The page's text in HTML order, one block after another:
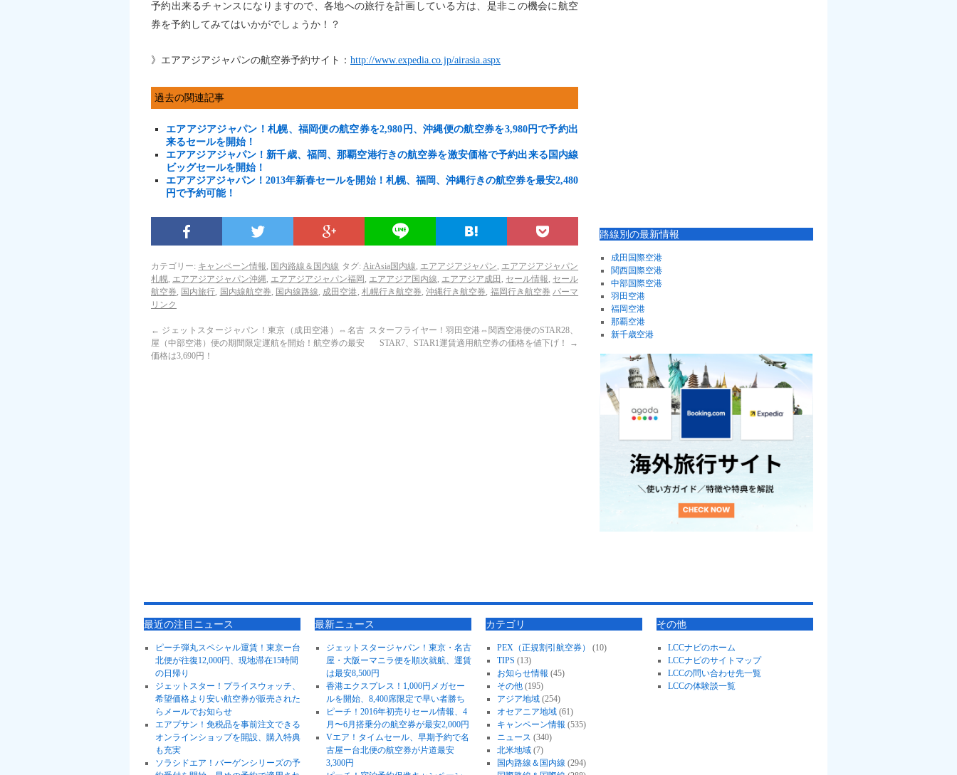
予約出来るチャンスになりますので、各地への旅行を計画している方は、是非この機会に航空
券を予約してみてはいかがでしょうか！？
》エアアジアジャパンの航空券予約サイト： http://www.expedia.co.jp/airasia.aspx
過去の関連記事
エアアジアジャパン！札幌、福岡便の航空券を2,980円、沖縄便の航空券を3,980円で予約出
来るセールを開始！
エアアジアジャパン！新千歳、福岡、那覇空港行きの航空券を激安価格で予約出来る国内線
ビッグセールを開始！
エアアジアジャパン！2013年新春セールを開始！札幌、福岡、沖縄行きの航空券を最安2,480
円で予約可能！
カテゴリー: キャンペーン情報, 国内路線＆国内線 タグ: AirAsia国内線, エアアジアジャパン, エアアジアジャパン
札幌, エアアジアジャパン沖縄, エアアジアジャパン福岡 , エアアジア国内線, エアアジア成田 , セール情報, セール
航空券, 国内旅行, 国内線航空券, 国内線路線, 成田空港, 札幌行き航空券,沖縄行き航空券, 福岡行き航空券 パーマ
リンク
← ジェットスタージャパン！東京（成田空港）⇔名古
屋（中部空港）便の期間限定運航を開始！航空券の最安
価格は3,690円！
スターフライヤー！羽田空港⇔関西空港便のSTAR28、
STAR7、STAR1運賃適用航空券の価格を値下げ！
→
路線別の最新情報
成田国際空港
関西国際空港
中部国際空港
羽田空港
福岡空港
那覇空港
新千歳空港
最近の注目ニュース
ピーチ弾丸スペシャル運賃！東京ー台
北便が往復12,000円、現地滞在15時間
の日帰り
ジェットスター！プライスウォッチ、
希望価格より安い航空券が販売された
らメールでお知らせ
エアプサン！免税品を事前注文できる
オンラインショップを開設、購入特典
も充実
ソラシドエア！バーゲンシリーズの予
最新ニュース
ジェットスタージャパン！東京・名古
屋・大阪ーマニラ便を順次就航、運賃
は最安8,500円
香港エクスプレス！1,000円メガセー
ルを開始、8,400席限定で早い者勝ち
ピーチ！2016年初売りセール情報、4
月〜6月搭乗分の航空券が最安2,000円
Vエア！タイムセール、早期予約で名
古屋ー台北便の航空券が片道最安
3,300円
カテゴリ
PEX（正規割引航空券）
(10)
TIPS (13)
お知らせ情報 (45)
その他(195)
アジア地域(254)
オセアニア地域(61)
キャンペーン情報 (535)
ニュース (340)
北米地域(7)
国内路線＆国内線 (294)
その他
LCCナビのホーム
LCCナビのサイトマップ
LCCの問い合わせ先一覧
LCCの体験談一覧